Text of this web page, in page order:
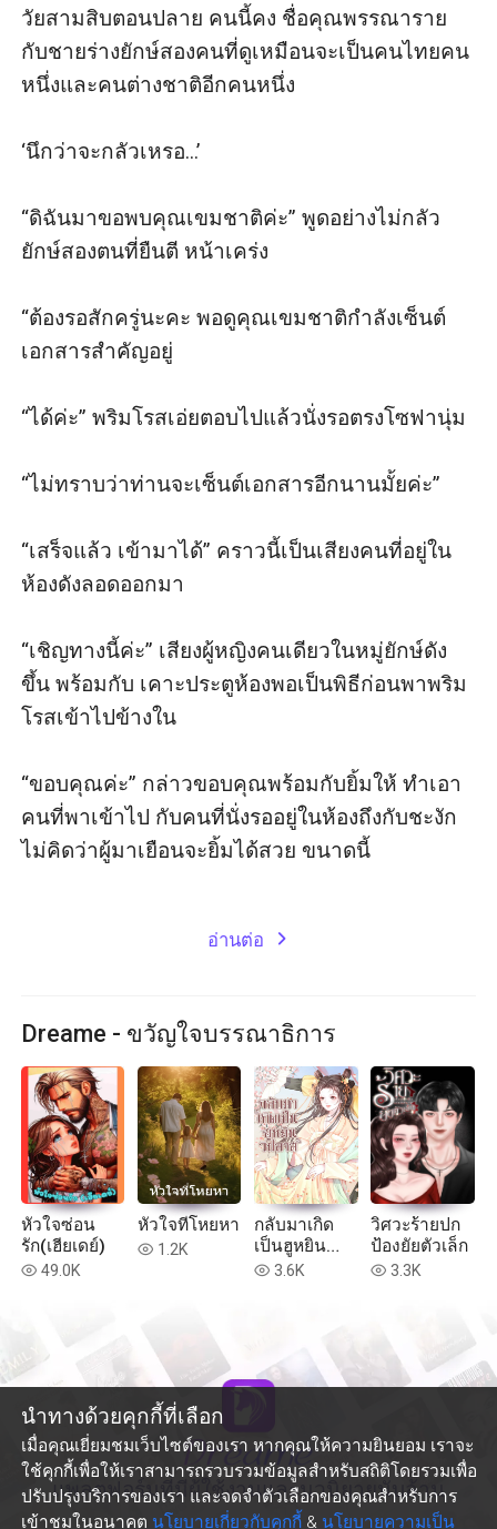
นำทางด้วยคุกกี้ที่เลือก
เมื่อคุณเยี่ยมชมเว็บไซต์ของเรา หากคุณให้ความยินยอม เราจะ
ใช้คุกกี้เพื่อให้เราสามารถรวบรวมข้อมูลสำหรับสถิติโดยรวมเพื่อ
ปรับปรุงบริการของเรา และจดจำตัวเลือกของคุณสำหรับการ
เข้าชมในอนาคต นโยบายเกี่ยวกับคุกกี้ & นโยบายความเป็น
วัยสามสิบตอนปลาย คนนี้คง ชื่อคุณพรรณาราย
กับชายร่างยักษ์สองคนที่ดูเหมือนจะเป็นคนไทยคน
หนึ่งและคนต่างชาติอีกคนหนึ่ง
‘นึกว่าจะกลัวเหรอ...’
“ดิฉันมาขอพบคุณเขมชาติค่ะ” พูดอย่างไม่กลัว
ยักษ์สองตนที่ยืนตี หน้าเคร่ง
“ต้องรอสักครู่นะคะ พอดูคุณเขมชาติกำลังเซ็นต์
เอกสารสำคัญอยู่
“ได้ค่ะ” พริมโรสเอ่ยตอบไปแล้วนั่งรอตรงโซฟานุ่ม
“ไม่ทราบว่าท่านจะเซ็นต์เอกสารอีกนานมั้ยค่ะ”
“เสร็จแล้ว เข้ามาได้” คราวนี้เป็นเสียงคนที่อยู่ใน
ห้องดังลอดออกมา
“เชิญทางนี้ค่ะ” เสียงผู้หญิงคนเดียวในหมู่ยักษ์ดัง
ขึ้น พร้อมกับ เคาะประตูห้องพอเป็นพิธีก่อนพาพริม
โรสเข้าไปข้างใน
“ขอบคุณค่ะ” กล่าวขอบคุณพร้อมกับยิ้มให้ ทําเอา
คนที่พาเข้าไป กับคนที่นั่งรออยู่ในห้องถึงกับชะงัก
ไม่คิดว่าผู้มาเยือนจะยิ้มได้สวย ขนาดนี้
อ่านต่อ expand_more
Dreame - ขวัญใจบรรณาธิการ
หัวใจซ่อน
รัก(เฮียเดย์)
read 49.0K
หัวใจที่โหยหา
read 1.2K
กลับมาเกิด
เป็นฮูหยิน
วิปลาส
read 3.6K
วิศวะร้ายปก
ป้องยัยตัวเล็ก
read 3.3K
แพลตฟอร์มที่มีผู้ใช้งานและนวนิยายนับล้าน